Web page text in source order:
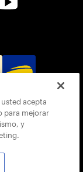
usted acepta
para mejorar
y